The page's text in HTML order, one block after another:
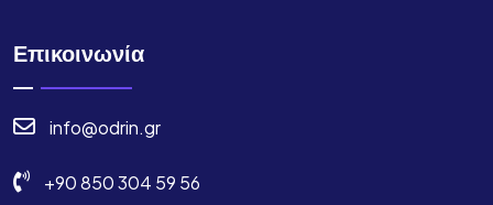
Επικοινωνία
info@odrin.gr
+90 850 304 59 56